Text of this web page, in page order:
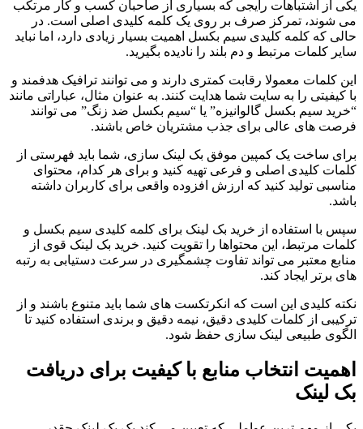
یکی از اشتباهات رایجی که بسیاری از صاحبان کسب و کار مرتکب
می شوند، تمرکز صرف بر روی یک کلمه کلیدی اصلی است. در
حالی که کلمه کلیدی سیم بکسل اهمیت بسیار زیادی دارد، اما نباید
سایر کلمات مرتبط و دم بلند را نادیده بگیرید.
این کلمات معمولا رقابت کمتری دارند و می توانند ترافیک هدفمند و
با کیفیتی را به سایت شما هدایت کنند. به عنوان مثال، عباراتی مانند
“خرید سیم بکسل گالوانیزه” یا “سیم بکسل ضد زنگ” می توانند
فرصت های عالی برای جذب مشتریان خاص باشند.
برای ساخت یک کمپین موفق بک لینک سازی، شما باید فهرستی از
کلمات کلیدی اصلی و فرعی تهیه کنید و برای هر کدام، محتوای
مناسبی تولید کنید که ارزش افزوده واقعی برای کاربران داشته
باشد.
سپس با استفاده از خرید بک لینک برای کلمه کلیدی سیم بکسل و
کلمات مرتبط، این محتواها را تقویت کنید. خرید بک لینک قوی از
منابع معتبر می تواند تفاوت چشمگیری در سرعت دستیابی به رتبه
های برتر ایجاد کند.
نکته کلیدی این است که انکرتکست های شما باید متنوع باشند و از
ترکیبی از کلمات کلیدی دقیق، نیمه دقیق و برندی استفاده کنید تا
الگوی طبیعی لینک سازی حفظ شود.
اهمیت انتخاب منابع با کیفیت برای دریافت
بک لینک